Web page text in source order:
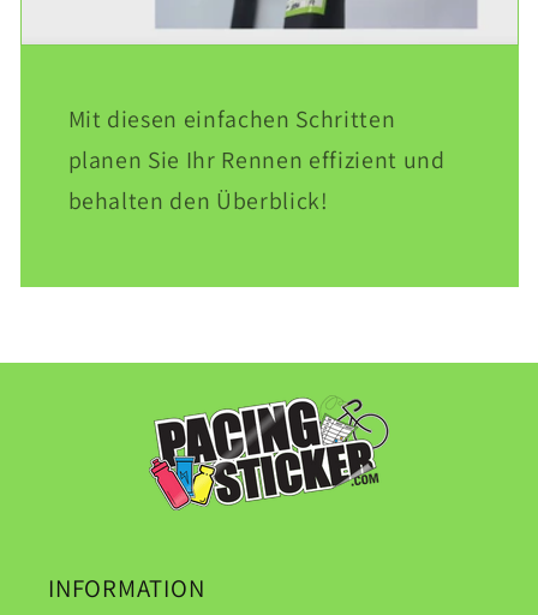
Mit diesen einfachen Schritten
planen Sie Ihr Rennen effizient und
behalten den Überblick!
INFORMATION